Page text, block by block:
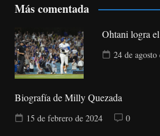
Más comentada
Ohtani logra
24 de agosto
Biografía de Milly Quezada
15 de febrero de 2024 0